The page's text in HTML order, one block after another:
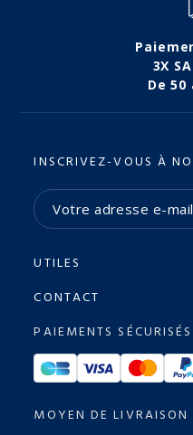
3X
De 50
INSCRIVEZ-VOUS À
UTILES
CONTACT
PAIEMENTS SÉCURISÉS
MOYEN DE LIVRAISON